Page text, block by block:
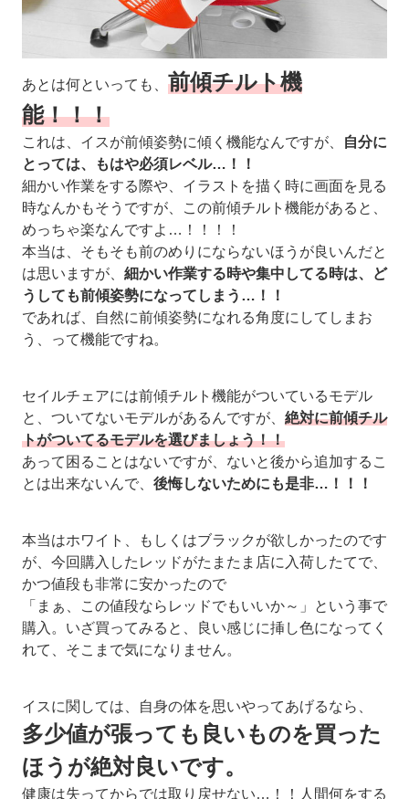
あとは何といっても、 前傾チルト機
能！！！
これは、イスが前傾姿勢に傾く機能なんですが、
自分に
とっては、もはや必須レベル…！！
細かい作業をする際や、イラストを描く時に画面を見る
時なんかもそうですが、この前傾チルト機能があると、
めっちゃ楽なんですよ…！！！！
本当は、そもそも前のめりにならないほうが良いんだと
は思いますが、 細かい作業する時や集中してる時は、ど
うしても前傾姿勢になってしまう…！！
であれば、自然に前傾姿勢になれる角度にしてしまお
う、って機能ですね。
セイルチェアには前傾チルト機能がついているモデル
と、ついてないモデルがあるんですが、 絶対に前傾チル
トがついてるモデルを選びましょう！！
あって困ることはないですが、ないと後から追加するこ
とは出来ないんで、 後悔しないためにも是非…！！！
本当はホワイト、もしくはブラックが欲しかったのです
が、今回購入したレッドがたまたま店に入荷したてで、
かつ値段も非常に安かったので
「まぁ、この値段ならレッドでもいいか～」という事で
購入。いざ買ってみると、良い感じに挿し色になってく
れて、そこまで気になりません。
イスに関しては、自身の体を思いやってあげるなら、
多少値が張っても良いものを買った
ほうが絶対良いです。
健康は失ってからでは取り戻せない…！！人間何をする